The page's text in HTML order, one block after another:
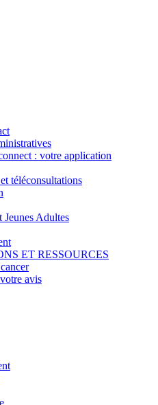
: votre application
téléconsultations
Jeunes Adultes
ET RESSOURCES
avis